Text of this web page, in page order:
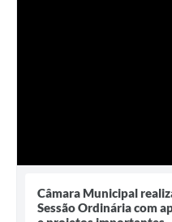
Câmara Municipal
Sessão Ordinária com